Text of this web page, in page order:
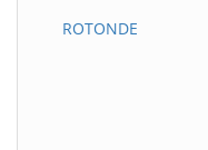
ROTONDE